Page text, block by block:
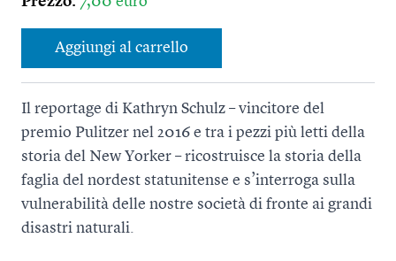
Aggiungi al carrello
Il reportage di Kathryn Schulz – vincitore del
premio Pulitzer nel 2016 e tra i pezzi più letti della
storia del New Yorker – ricostruisce la storia della
faglia del nordest statunitense e s’interroga sulla
vulnerabilità delle nostre società di fronte ai grandi
disastri naturali.